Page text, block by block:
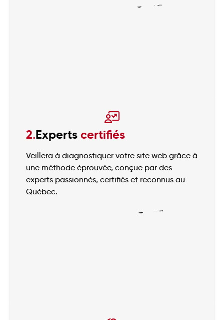
2.Experts certifiés
Veillera à diagnostiquer votre site web grâce à
une méthode éprouvée, conçue par des
experts passionnés, certifiés et reconnus au
Québec.